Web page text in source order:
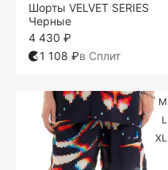
Шорты VELVET SERIES
Черные
4 430 ₽
1 108 ₽в Сплит
M
L
XL